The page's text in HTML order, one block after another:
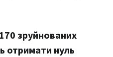
зруйнованих
отримати нуль